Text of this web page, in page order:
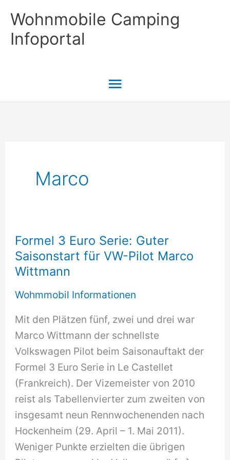
Inhalt
springen
Wohnmobile Camping
Infoportal
Hauptmenü
Marco
Formel 3 Euro Serie: Guter
Saisonstart für VW-Pilot Marco
Wittmann
Wohmmobil Informationen
Mit den Plätzen fünf, zwei und drei war
Marco Wittmann der schnellste
Volkswagen Pilot beim Saisonauftakt der
Formel 3 Euro Serie in Le Castellet
(Frankreich). Der Vizemeister von 2010
reist als Tabellenvierter zum zweiten von
insgesamt neun Rennwochenenden nach
Hockenheim (29. April – 1. Mai 2011).
Weniger Punkte erzielten die übrigen